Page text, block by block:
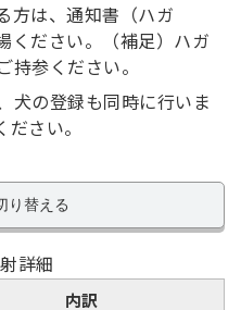
方は、通知書（ハガ
ください。（補足）ハガ
持参ください。
犬の登録も同時に行いま
さい。
り替える
詳細
内訳